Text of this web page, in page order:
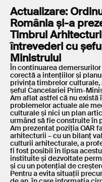
Actualizare:
România și-a
Timbrul
întrevederi cu
Ministrului
În continuarea
corectă a intențiilor și
privința timbrelor culturale,
șeful Cancelariei Prim-
Am aflat astfel că nu
problemelor actuale ale
culturale și nici un plan
urmând să fie construite în
Am prezentat poziția OAR
arhitecturii – cu un bilanț
culturii arhitecturale, a
fi fost posibil în lipsa
instituite și dezvoltate
și cu un potențial de
Pentru a evita situații